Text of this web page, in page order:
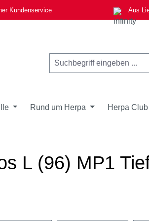
Kundenservice Aus
Rund um Herpa Herpa Club
L (96) MP1